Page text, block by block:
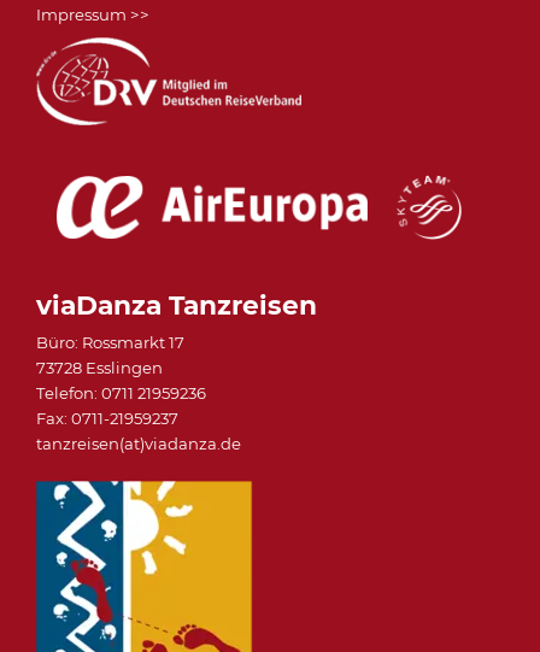
Impressum >>
viaDanza Tanzreisen
Büro: Rossmarkt 17
73728 Esslingen
Telefon: 0711 21959236
Fax: 0711-21959237
tanzreisen(at)viadanza.de